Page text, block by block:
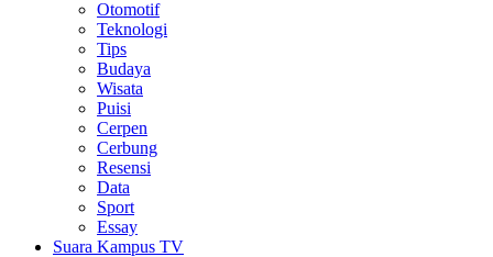
Otomotif
Teknologi
Tips
Budaya
Wisata
Puisi
Cerpen
Cerbung
Resensi
Data
Sport
Essay
Suara Kampus TV